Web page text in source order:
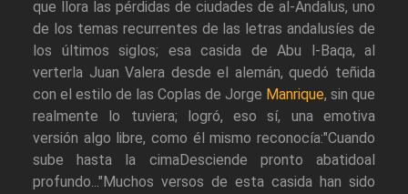
que llora las pérdidas de ciudades de al-Andalus, uno
de los temas recurrentes de las letras andalusíes de
los últimos siglos; esa casida de Abu l-Baqa, al
verterla Juan Valera desde el alemán, quedó teñida
con el estilo de las Coplas de Jorge Manrique, sin que
realmente lo tuviera; logró, eso sí, una emotiva
versión algo libre, como él mismo reconocía:"Cuando
sube hasta la cimaDesciende pronto abatidoal
profundo..."Muchos versos de esta casida han sido